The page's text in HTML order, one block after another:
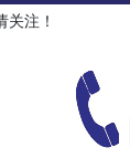
注！